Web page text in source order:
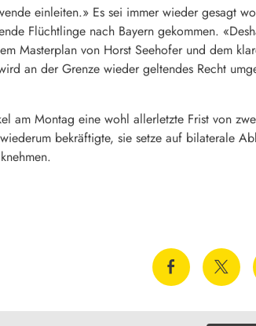
einleiten.» Es sei immer wieder gesagt
Flüchtlinge nach Bayern gekommen.
Masterplan von Horst Seehofer und dem
an der Grenze wieder geltendes Recht
am Montag eine wohl allerletzte Frist von
bekräftigte, sie setze auf bilaterale